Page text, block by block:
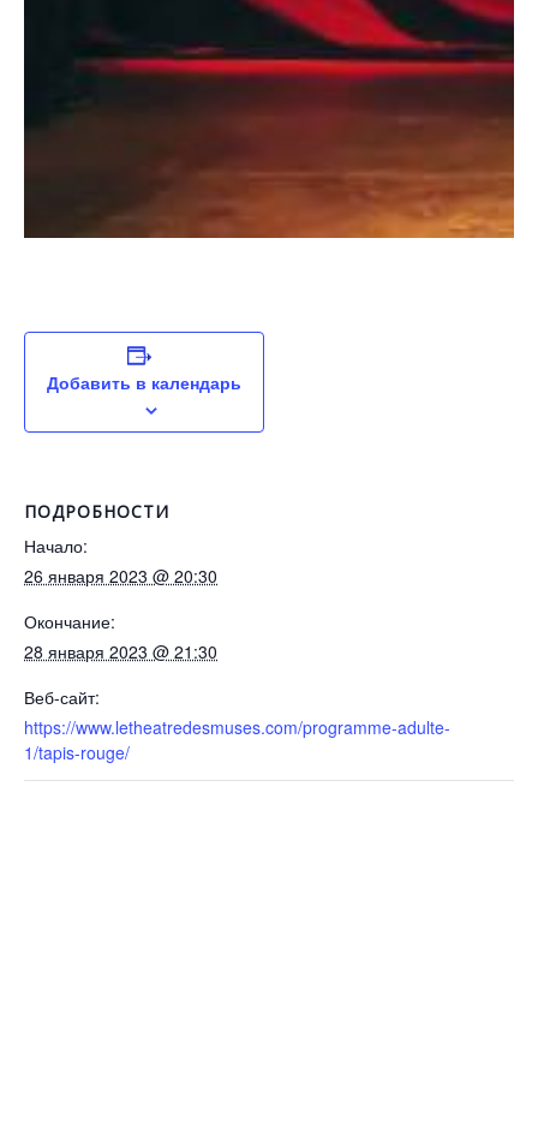
Добавить в календарь
ПОДРОБНОСТИ
Начало:
26 января 2023 @ 20:30
Окончание:
28 января 2023 @ 21:30
Веб-сайт:
https://www.letheatredesmuses.com/programme-adulte-
1/tapis-rouge/